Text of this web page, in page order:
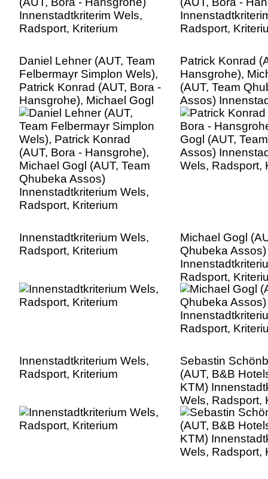
Daniel Lehner (AUT, Team
Felbermayr Simplon Wels),
Patrick Konrad (AUT, Bora -
Hansgrohe), Michael Gogl
(AUT, Team Qhubeka
Assos) Innenstadtkriterium
Wels, Radsport, Kriterium
Patrick Konrad
Hansgrohe),
(AUT, Team
Assos)
Wels, Radsport,
Innenstadtkriterium Wels,
Radsport, Kriterium
Michael Gogl
Qhubeka Assos)
Radsport,
Innenstadtkriterium Wels,
Radsport, Kriterium
Sebastin
(AUT, B&B
KTM)
Wels, Radsport,